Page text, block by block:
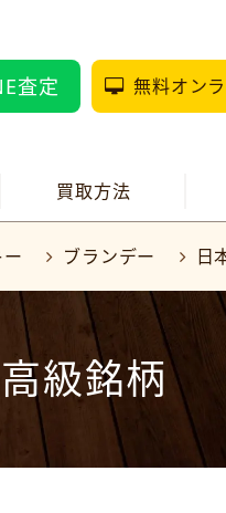
査定 無料オン
買取方法
ブランデー 日
級銘柄